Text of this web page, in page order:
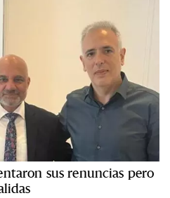
sus renuncias pero